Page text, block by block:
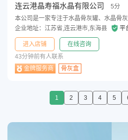
连云港晶寿福水晶有限公司
5分
本公司是一家专注于水晶骨灰罐、水晶骨
企业地址：江苏省,连云港市,东海县
平
进入店铺
在线咨询
43分钟前有人联系
金牌服务商
骨灰盒
1 2 3 4 5